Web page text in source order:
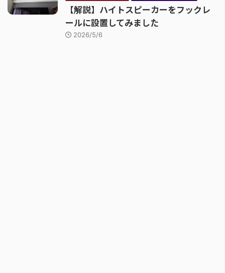
【解説】ハイトスピーカーをフックレ
ールに設置してみました
2026/5/6